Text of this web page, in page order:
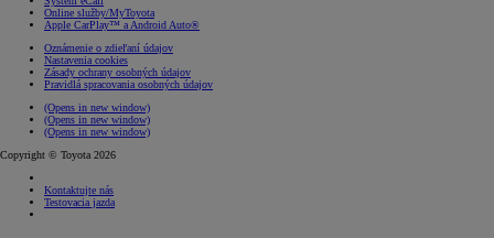
Online služby/MyToyota
Apple CarPlay™ a Android Auto®
Oznámenie o zdieľaní údajov
Nastavenia cookies
Zásady ochrany osobných údajov
Pravidlá spracovania osobných údajov
(Opens in new window)
(Opens in new window)
(Opens in new window)
Copyright © Toyota 2026
Kontaktujte nás
Testovacia jazda